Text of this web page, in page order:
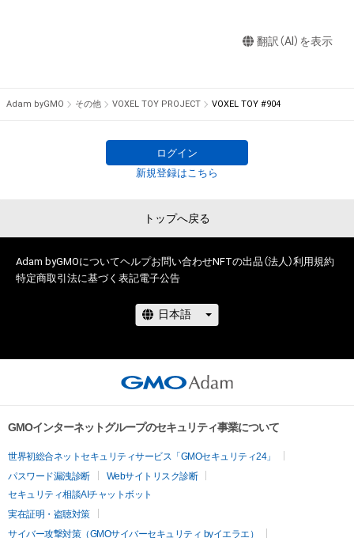
翻訳（AI）を表示
Adam byGMO その他 VOXEL TOY PROJECT VOXEL TOY #904
ログイン
新規登録はこちら
トップへ戻る
Adam byGMOについてヘルプお問い合わせNFTの出品（法人）利用規約
特定商取引法に基づく表記電子公告
GMOインターネットグループのセキュリティ事業について
世界初総合ネットセキュリティサービス「GMOセキュリティ24」
パスワード漏洩診断
Webサイトリスク診断
セキュリティ相談AIチャットボット
実在証明・盗聴対策
サイバー攻撃対策（GMOサイバーセキュリティ byイエラエ）